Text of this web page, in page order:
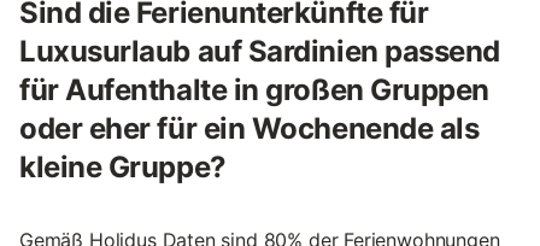
Sind die Ferienunterkünfte für
Luxusurlaub auf Sardinien passend
für Aufenthalte in großen Gruppen
oder eher für ein Wochenende als
kleine Gruppe?
Gemäß Holidus Daten sind 80% der Ferienwohnungen